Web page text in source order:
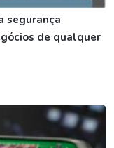
segurança
de qualquer